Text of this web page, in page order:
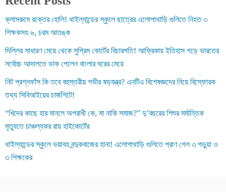
ক্লাসরুমে রক্তের হোলি! থাইল্যান্ডের স্কুলে ছাত্রের এলোপাথাড়ি গুলিতে নিহত ৩
শিক্ষকসহ ৬, চরম আতঙ্ক
দিল্লির সাধারণ মেয়ে থেকে সুপ্রিম কোর্টের বিচারপতি! আফ্রিকায় ইতিহাস গড়ে ভারতের
সর্বোচ্চ আদালতে ডাক পেলেন বাংলার ঘরের মেয়ে
নিট প্রশ্নফাঁস কি তবে বহুস্তরীয় গভীর ষড়যন্ত্র? এনটিএ বিশেষজ্ঞদের নিয়ে বিস্ফোরক
তথ্য সিবিআইয়ের চার্জশিটে!
“খিদের কাছে হার মানলে অপরাধী কে, মা নাকি সমাজ?” দু’বছরের শিশুর মর্মান্তিক
মৃত্যুতে চাঞ্চল্যকর রায় হাইকোর্টের
থাইল্যান্ডের স্কুলে ভয়াবহ বন্দুকবাজের হানা! এলোপাথাড়ি গুলিতে প্রাণ গেল ৩ পড়ুয়া ও
৩ শিক্ষকের